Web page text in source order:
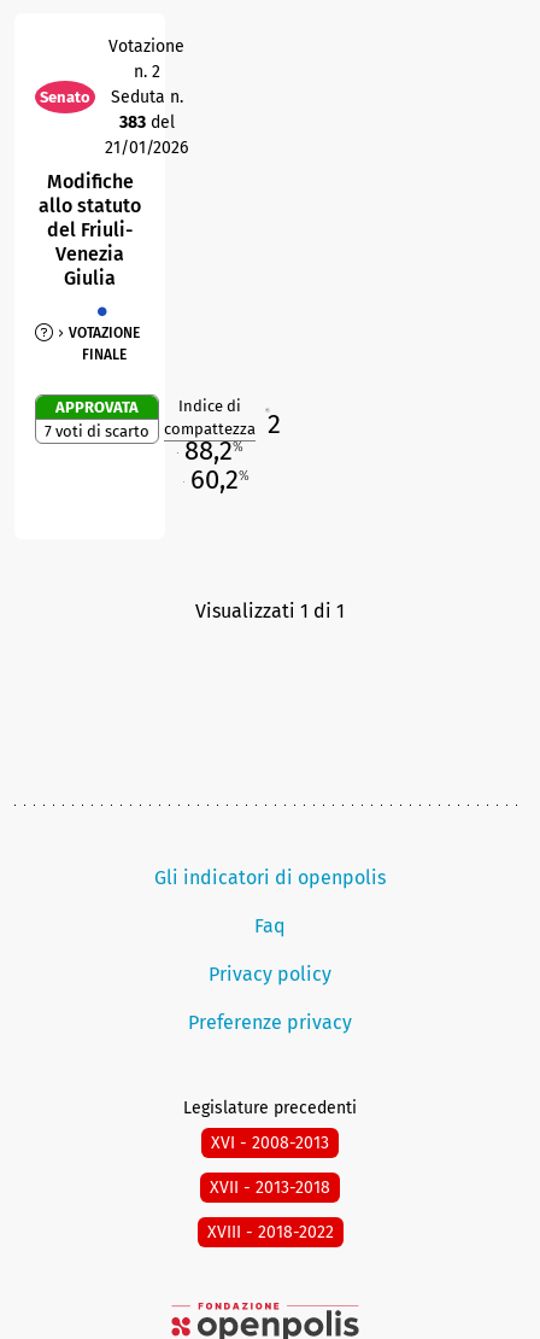
Senato
Votazione
n. 2
Seduta n.
383del
21/01/2026
Modifiche
allo statuto
del Friuli-
Venezia
Giulia
VOTAZIONE
FINALE
APPROVATA
7 voti di scarto
Indice di
compattezza
88,2%
60,2%
2
Visualizzati 1 di 1
Gli indicatori di openpolis
Faq
Privacy policy
Preferenze privacy
Legislature precedenti
XVI - 2008-2013
XVII - 2013-2018
XVIII - 2018-2022